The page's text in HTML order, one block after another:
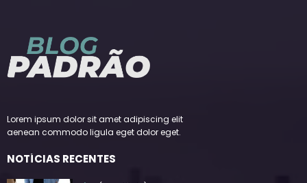
Lorem ipsum dolor sit amet adipiscing elit